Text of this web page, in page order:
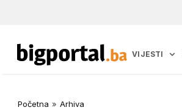
VIJESTI
Početna » Arhiva